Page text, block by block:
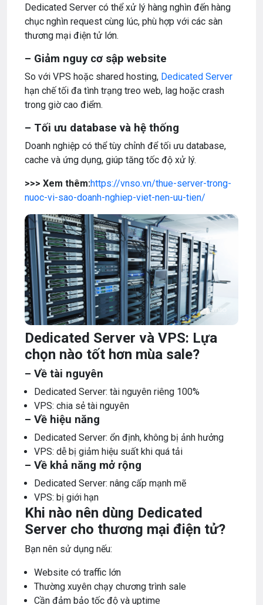
Dedicated Server có thể xử lý hàng nghìn đến hàng
chục nghìn request cùng lúc, phù hợp với các sàn
thương mại điện tử lớn.
– Giảm nguy cơ sập website
So với VPS hoặc shared hosting, Dedicated Server
hạn chế tối đa tình trạng treo web, lag hoặc crash
trong giờ cao điểm.
– Tối ưu database và hệ thống
Doanh nghiệp có thể tùy chỉnh để tối ưu database,
cache và ứng dụng, giúp tăng tốc độ xử lý.
>>> Xem thêm:https://vnso.vn/thue-server-trong-
nuoc-vi-sao-doanh-nghiep-viet-nen-uu-tien/
Dedicated Server và VPS: Lựa
chọn nào tốt hơn mùa sale?
– Về tài nguyên
Dedicated Server: tài nguyên riêng 100%
VPS: chia sẻ tài nguyên
– Về hiệu năng
Dedicated Server: ổn định, không bị ảnh hưởng
VPS: dễ bị giảm hiệu suất khi quá tải
– Về khả năng mở rộng
Dedicated Server: nâng cấp mạnh mẽ
VPS: bị giới hạn
Khi nào nên dùng Dedicated
Server cho thương mại điện tử?
Bạn nên sử dụng nếu:
Website có traffic lớn
Thường xuyên chạy chương trình sale
Cần đảm bảo tốc độ và uptime